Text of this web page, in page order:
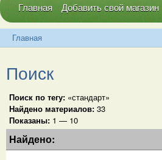
Главная Добавить свой магазин
Главная
Поиск
Поиск по тегу: «стандарт»
Найдено материалов: 33
Показаны: 1 — 10
Найдено: